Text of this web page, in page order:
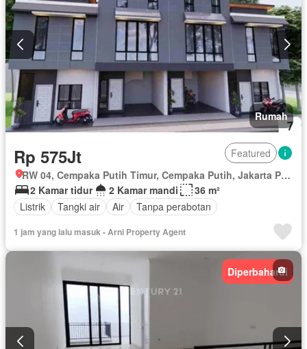
Rumah
Rp 575Jt
Featured
RW 04, Cempaka Putih Timur, Cempaka Putih, Jakarta Pusat, Daerah Khusus Ibukota Jakarta
2 Kamar tidur
2 Kamar mandi
36 m²
Listrik
Tangki air Air Tanpa perabotan
1 jam yang lalu masuk - Arni Property Agent
Diperbaharui